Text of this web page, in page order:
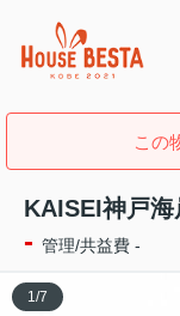
この
KAISEI神戸
- 管理/共益費 -
1 /7